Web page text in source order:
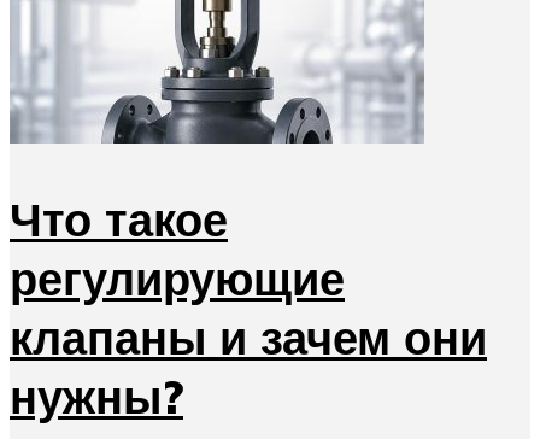
Что такое
регулирующие
клапаны и зачем они
нужны?